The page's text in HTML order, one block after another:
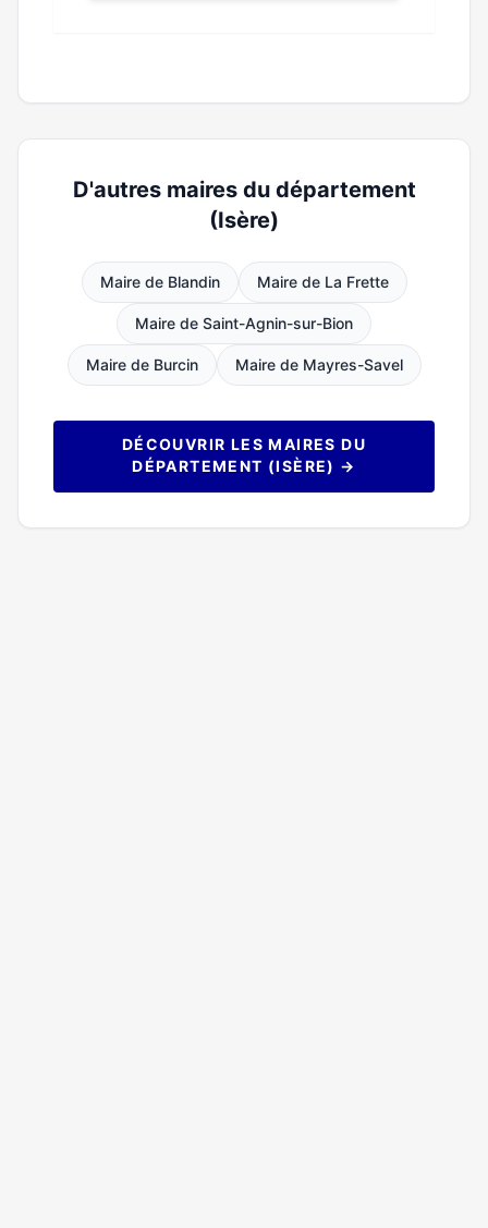
D'autres maires du département
(Isère)
Maire de Blandin Maire de La Frette
Maire de Saint-Agnin-sur-Bion
Maire de Burcin Maire de Mayres-Savel
DÉCOUVRIR LES MAIRES DU
DÉPARTEMENT (ISÈRE) →